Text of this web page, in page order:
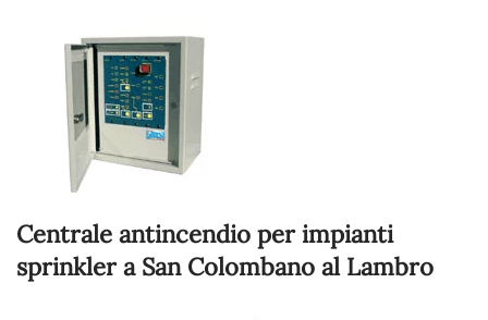
Centrale antincendio per impianti
sprinkler a San Colombano al Lambro